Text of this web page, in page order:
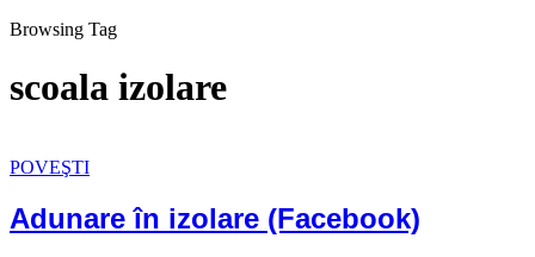
Browsing Tag
scoala izolare
POVEŞTI
Adunare în izolare (Facebook)